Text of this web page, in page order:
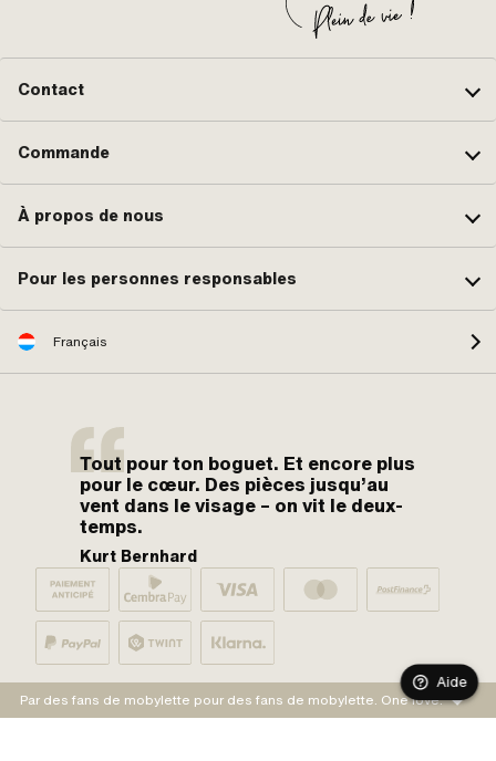
Contact
Commande
À propos de nous
Pour les personnes responsables
Français
Tout pour ton boguet. Et encore plus
pour le cœur. Des pièces jusqu’au
vent dans le visage – on vit le deux-
temps.
Kurt Bernhard
Par des fans de mobylette pour des fans de mobylette. One love.
Aide